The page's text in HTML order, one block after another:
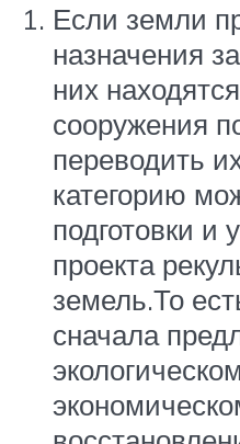
Если земли
назначения
них
сооружения
переводить
категорию
подготовки и
проекта
земель.То
сначала